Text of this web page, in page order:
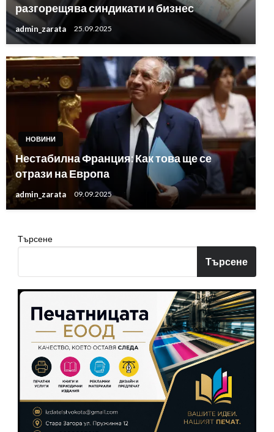
разгорещява синдикати и бизнес
admin_zarata 25.09.2025
НОВИНИ
Нестабилна Франция: Как това ще се
отрази на Европа
admin_zarata 09.09.2025
Търсене
Търсене